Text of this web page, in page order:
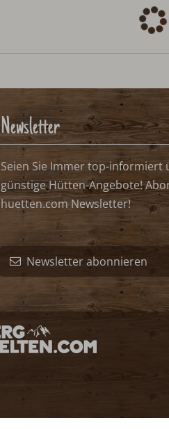
Newsletter
Seien Sie Immer top-informiert
günstige Hütten-Angebote!
huetten.com Newsletter!
Newsletter abonnieren